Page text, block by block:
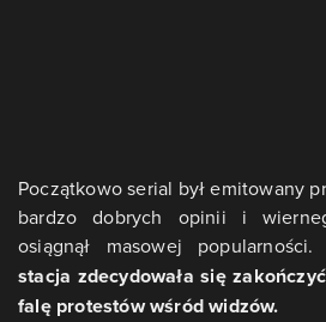
Początkowo serial był emitowany
bardzo dobrych opinii i
osiągnął masowej popularności.
stacja zdecydowała się
falę protestów wśród widzów.